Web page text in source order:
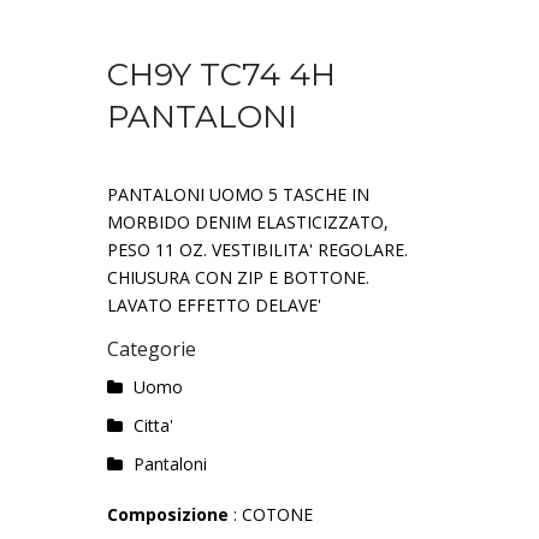
CH9Y TC74 4H
PANTALONI
PANTALONI UOMO 5 TASCHE IN
MORBIDO DENIM ELASTICIZZATO,
PESO 11 OZ. VESTIBILITA' REGOLARE.
CHIUSURA CON ZIP E BOTTONE.
LAVATO EFFETTO DELAVE'
Categorie
Uomo
Citta'
Pantaloni
Composizione : COTONE